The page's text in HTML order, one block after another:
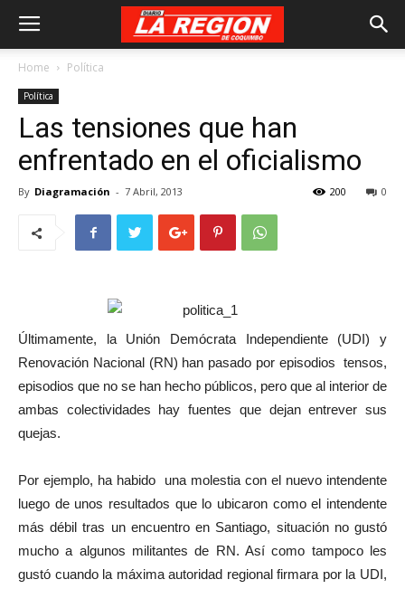
Home Política
Política
Las tensiones que han
enfrentado en el oficialismo
By Diagramación - 7 Abril, 2013 0
200
Últimamente, la Unión Demócrata Independiente (UDI) y
Renovación Nacional (RN) han pasado por episodios tensos,
episodios que no se han hecho públicos, pero que al interior de
ambas colectividades hay fuentes que dejan entrever sus
quejas.
Por ejemplo, ha habido una molestia con el nuevo intendente
luego de unos resultados que lo ubicaron como el intendente
más débil tras un encuentro en Santiago, situación no gustó
mucho a algunos militantes de RN. Así como tampoco les
gustó cuando la máxima autoridad regional firmara por la UDI,